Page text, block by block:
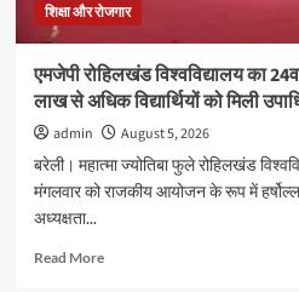
कई
दी
गिरफ्तारी
शिक्षा और रोजगार
एमजेपी रोहिलखंड विश्वविद्यालय का
लाख से अधिक विद्यार्थियों को मिली
admin
August 5, 2026
बरेली। महात्मा ज्योतिबा फुले रोहिलखंड
मंगलवार को राजकीय आयोजन के रूप में
अध्यक्षता...
Read MoreRead